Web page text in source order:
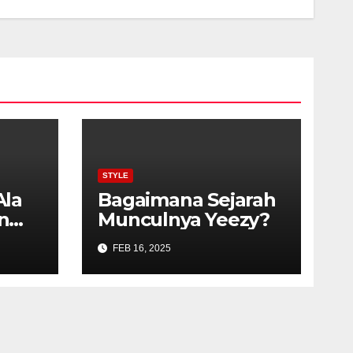
STYLE
Bagaimana Sejarah
Munculnya Yeezy?
FEB 16, 2025